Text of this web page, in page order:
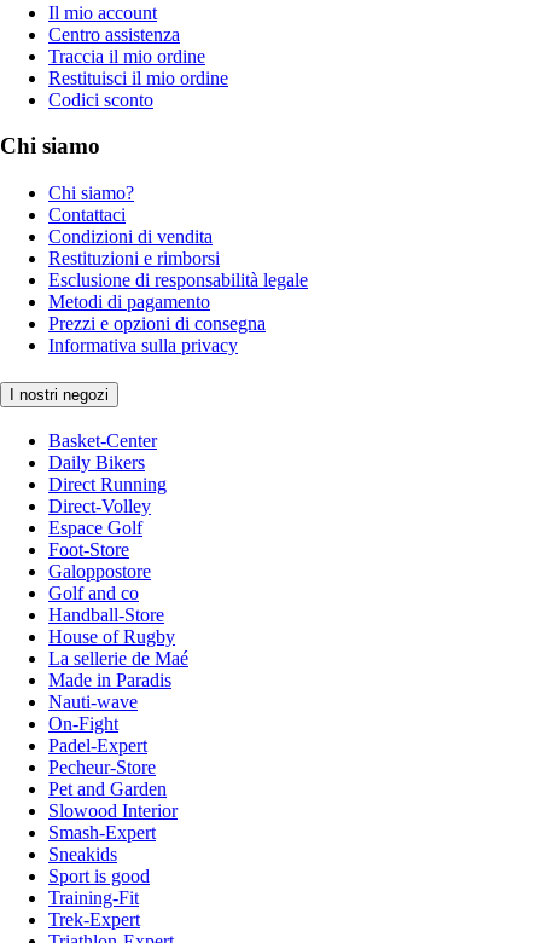
Il mio account
Centro assistenza
Traccia il mio ordine
Restituisci il mio ordine
Codici sconto
Chi siamo
Chi siamo?
Contattaci
Condizioni di vendita
Restituzioni e rimborsi
Esclusione di responsabilità legale
Metodi di pagamento
Prezzi e opzioni di consegna
Informativa sulla privacy
I nostri negozi
Basket-Center
Daily Bikers
Direct Running
Direct-Volley
Espace Golf
Foot-Store
Galoppostore
Golf and co
Handball-Store
House of Rugby
La sellerie de Maé
Made in Paradis
Nauti-wave
On-Fight
Padel-Expert
Pecheur-Store
Pet and Garden
Slowood Interior
Smash-Expert
Sneakids
Sport is good
Training-Fit
Trek-Expert